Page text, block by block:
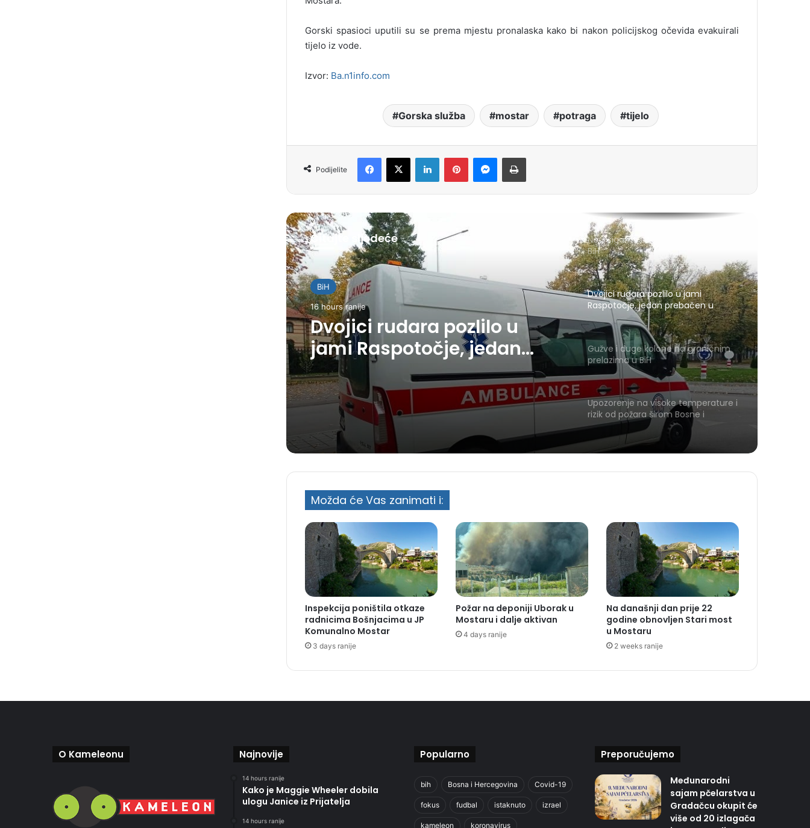
Gorski spasioci uputili su se prema mjestu pronalaska kako bi nakon policijskog očevida evakuirali
tijelo iz vode.
Izvor: Ba.n1info.com
Gorska služba mostar potraga tijelo
Podijelite
Čitajte sljedeće
BiH
16 hours ranije
Dvojici rudara pozlilo u
jami Raspotočje, jedan
prebačen u bolnicu
Novi sigurnosni sistem za izbore u
BiH
Dvojici rudara pozlilo u jami
Raspotočje, jedan prebačen u
bolnicu
Gužve i duge kolone na graničnim
prelazima u BiH
Upozorenje na visoke temperature i
rizik od požara širom Bosne i
Hercegovine
Možda će Vas zanimati i:
Inspekcija poništila otkaze
radnicima Bošnjacima u JP
Komunalno Mostar
3 days ranije
Požar na deponiji Uborak u
Mostaru i dalje aktivan
4 days ranije
Na današnji dan prije 22
godine obnovljen Stari most
u Mostaru
2 weeks ranije
O Kameleonu Najnovije
14 hours ranije
Kako je Maggie Wheeler dobila
ulogu Janice iz Prijatelja
14 hours ranije
Popularno
bih Bosna i Hercegovina Covid-19
fokus fudbal istaknuto izrael
kameleon koronavirus
Preporučujemo
Međunarodni
sajam pčelarstva u
Gradačcu okupit će
više od 20 izlagača